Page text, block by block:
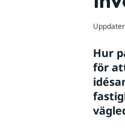
Hur
för